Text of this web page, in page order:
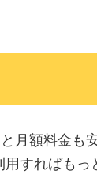
月額料金も
すればもっ